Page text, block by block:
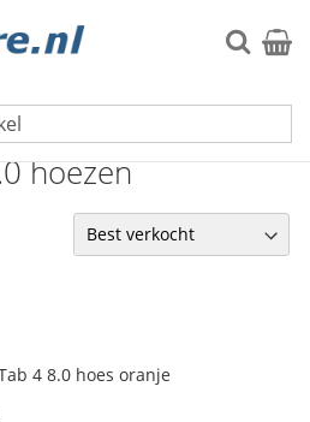
Zoek
hoezen
4 8.0 hoes oranje